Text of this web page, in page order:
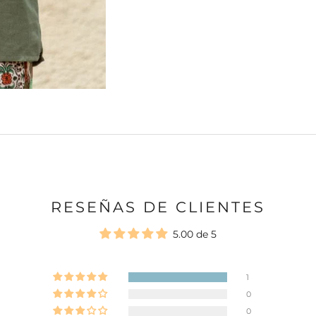
RESEÑAS DE CLIENTES
5.00 de 5
1
0
0